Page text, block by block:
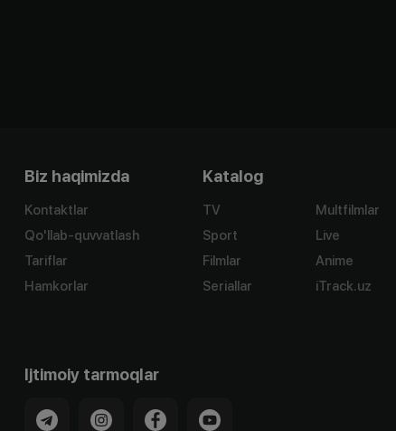
Biz haqimizda
Kontaktlar
Qo'llab-quvvatlash
Tariflar
Hamkorlar
Katalog
TV
Sport
Filmlar
Seriallar
Multfilmlar
Live
Anime
iTrack.uz
Ijtimoiy tarmoqlar